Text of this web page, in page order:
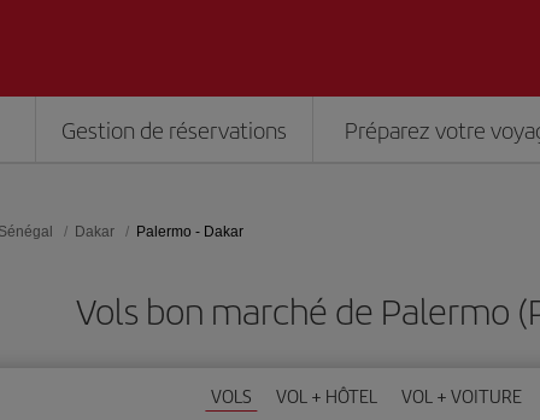
Gestion de réservations Préparez votre
Sénégal Dakar Palermo - Dakar
Vols bon marché de Palermo
VOLS VOL + HÔTEL VOL + VOITURE